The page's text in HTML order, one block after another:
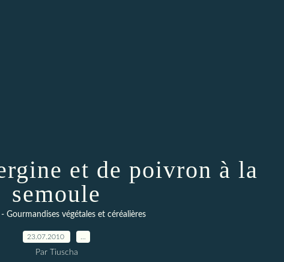
et de poivron à la
semoule
- Gourmandises végétales et céréalières
23.07.2010
Par Tiuscha